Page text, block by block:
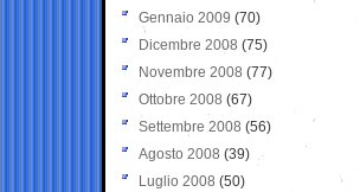
Gennaio 2009 (70)
Dicembre 2008 (75)
Novembre 2008 (77)
Ottobre 2008 (67)
Settembre 2008 (56)
Agosto 2008 (39)
Luglio 2008 (50)